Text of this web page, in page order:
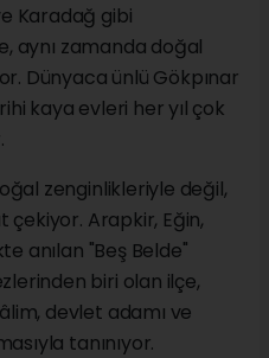
Karadağ gibi
aynı zamanda doğal
Dünyaca ünlü Gökpınar
kaya evleri her yıl çok
zenginlikleriyle değil,
çekiyor. Arapkir, Eğin,
anılan "Beş Belde"
biri olan ilçe,
devlet adamı ve
tanınıyor.